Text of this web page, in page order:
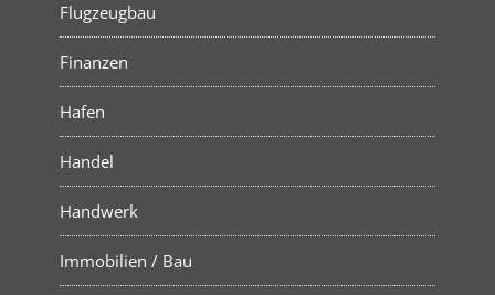
Flugzeugbau
Finanzen
Hafen
Handel
Handwerk
Immobilien / Bau